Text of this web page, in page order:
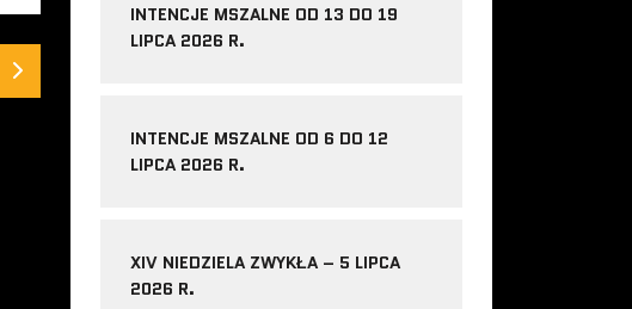
INTENCJE MSZALNE OD 13 DO 19
LIPCA 2026 R.
INTENCJE MSZALNE OD 6 DO 12
LIPCA 2026 R.
XIV NIEDZIELA ZWYKŁA – 5 LIPCA
2026 R.